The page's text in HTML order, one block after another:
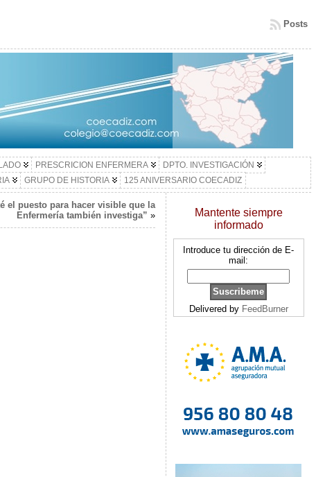
Posts
PRESCRICION ENFERMERA
DPTO. INVESTIGACIÓN
GRUPO DE HISTORIA 125 ANIVERSARIO COECADIZ
el puesto para hacer visible que la
Enfermería también investiga” »
Mantente siempre
informado
Introduce tu dirección de E-
mail:
Delivered by FeedBurner